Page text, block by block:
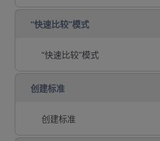
“快速比较”模式
“快速比较”模式
创建标准
创建标准